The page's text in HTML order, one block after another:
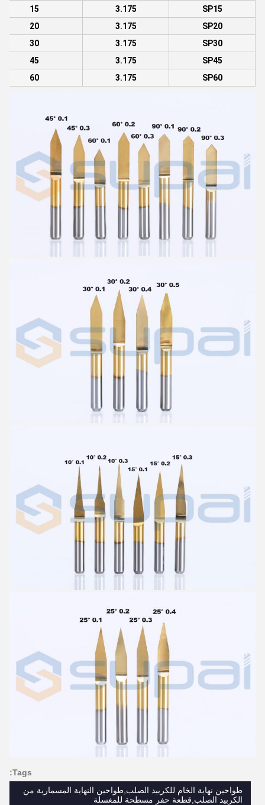
SP15
3.175
15
SP20
3.175
20
SP30
3.175
30
SP45
3.175
45
SP60
3.175
60
Tags:
طواحين نهاية الخام للكربيد الصلب,طواحين النهاية المسمارية من
الكربيد الصلب,قطعة حفر مسطحة للمغسلة